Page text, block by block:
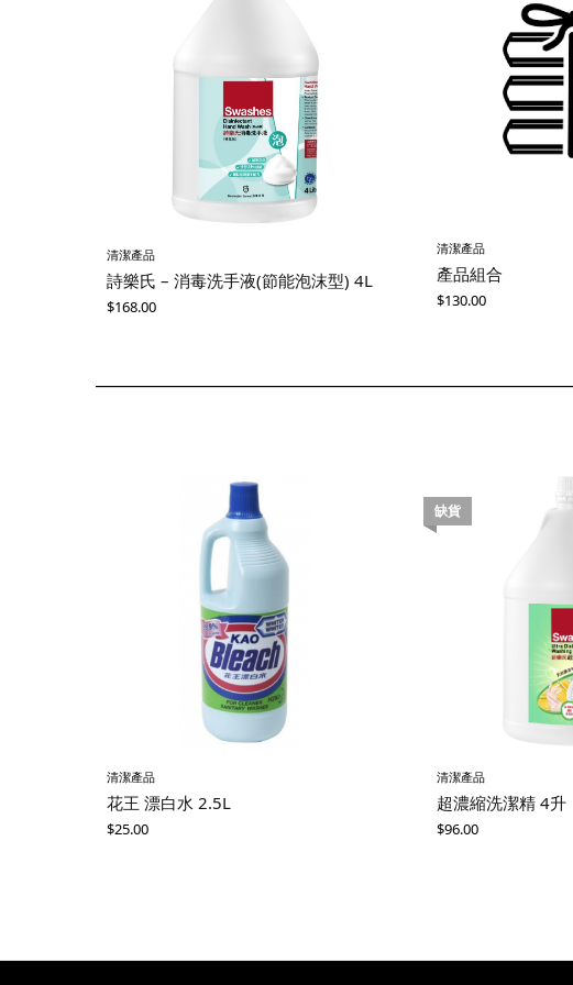
清潔產品
詩樂氏 – 消毒洗手液(節能泡沫型) 4L
$168.00
清潔產品
產品組合
$130.00
清潔產品
花王 漂白水 2.5L
$25.00
缺貨
清潔產品
超濃縮洗潔精 4升
$96.00